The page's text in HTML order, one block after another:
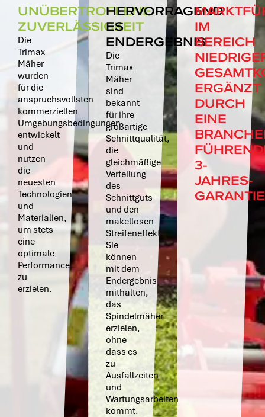
UNÜBERTROFFENE
ZUVERLÄSSIGKEIT
Die
Trimax
Mäher
wurden
für die
anspruchsvollsten
kommerziellen
Umgebungsbedingungen
entwickelt
und
nutzen
die
neuesten
Technologien
und
Materialien,
um stets
eine
optimale
Performance
zu
erzielen.
HERVORRAGEND
ES
ENDERGEBNIS
Die
Trimax
Mäher
sind
bekannt
für ihre
großartige
Schnittqualität,
die
gleichmäßige
Verteilung
des
Schnittguts
und den
makellosen
Streifeneffekt.
Sie
können
mit dem
Endergebnis
mithalten,
das
Spindelmäher
erzielen,
ohne
dass es
zu
Ausfallzeiten
und
Wartungsarbeiten
kommt.
IM
BEREICH
ERGÄNZT
DURCH
EINE
3-
JAHRES-